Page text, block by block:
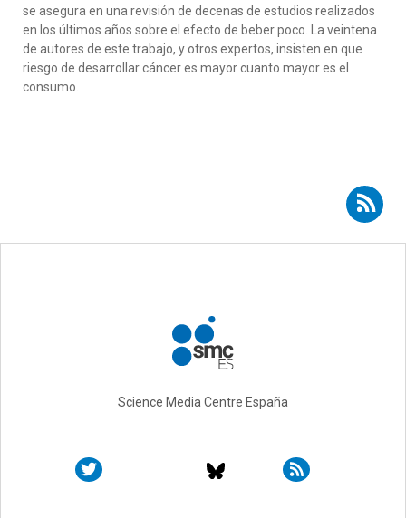
se asegura en una revisión de decenas de estudios realizados
en los últimos años sobre el efecto de beber poco. La veintena
de autores de este trabajo, y otros expertos, insisten en que
riesgo de desarrollar cáncer es mayor cuanto mayor es el
consumo.
Suscribirse a RSS - Eva Bermejo
Science Media Centre España